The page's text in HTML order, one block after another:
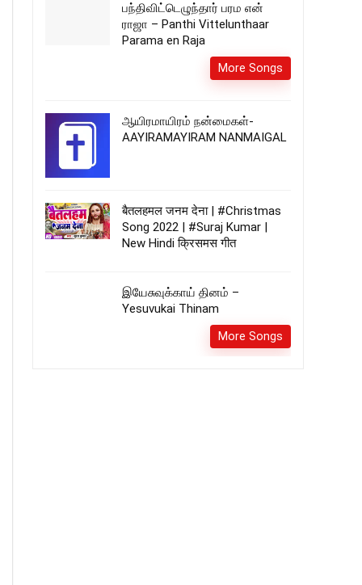
பந்திவிட்டெழுந்தார் பரம என்
ராஜா – Panthi Vittelunthaar
Parama en Raja
More Songs
ஆயிரமாயிரம் நன்மைகள்-
AAYIRAMAYIRAM NANMAIGAL
बैतलहमल जनम देना | #Christmas
Song 2022 | #Suraj Kumar |
New Hindi क्रिसमस गीत
இயேசுவுக்காய் தினம் –
Yesuvukai Thinam
More Songs